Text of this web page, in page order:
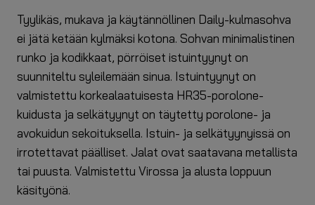
Tyylikäs, mukava ja käytännöllinen Daily-kulmasohva
ei jätä ketään kylmäksi kotona. Sohvan minimalistinen
runko ja kodikkaat, pörröiset istuintyynyt on
suunniteltu syleilemään sinua. Istuintyynyt on
valmistettu korkealaatuisesta HR35-porolone-
kuidusta ja selkätyynyt on täytetty porolone- ja
avokuidun sekoituksella. Istuin- ja selkätyynyissä on
irrotettavat päälliset. Jalat ovat saatavana metallista
tai puusta. Valmistettu Virossa ja alusta loppuun
käsityönä.